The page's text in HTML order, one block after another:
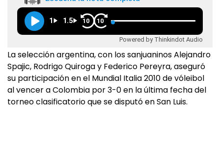
1 1.5 10 10
Powered by Thinkindot Audio
La selección argentina, con los sanjuaninos Alejandro
Spajic, Rodrigo Quiroga y Federico Pereyra, aseguró
su participación en el Mundial Italia 2010 de vóleibol
al vencer a Colombia por 3-0 en la última fecha del
torneo clasificatorio que se disputó en San Luis.